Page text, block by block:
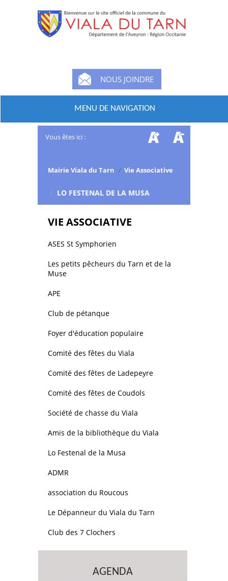
NOUS JOINDRE
MENU DE NAVIGATION
Vous êtes ici :
Mairie Viala du Tarn / Vie Associative
/ LO FESTENAL DE LA MUSA
VIE ASSOCIATIVE
ASES St Symphorien
Les petits pêcheurs du Tarn et de la
Muse
APE
Club de pétanque
Foyer d'éducation populaire
Comité des fêtes du Viala
Comité des fêtes de Ladepeyre
Comité des fêtes de Coudols
Société de chasse du Viala
Amis de la bibliothèque du Viala
Lo Festenal de la Musa
ADMR
association du Roucous
Le Dépanneur du Viala du Tarn
Club des 7 Clochers
AGENDA